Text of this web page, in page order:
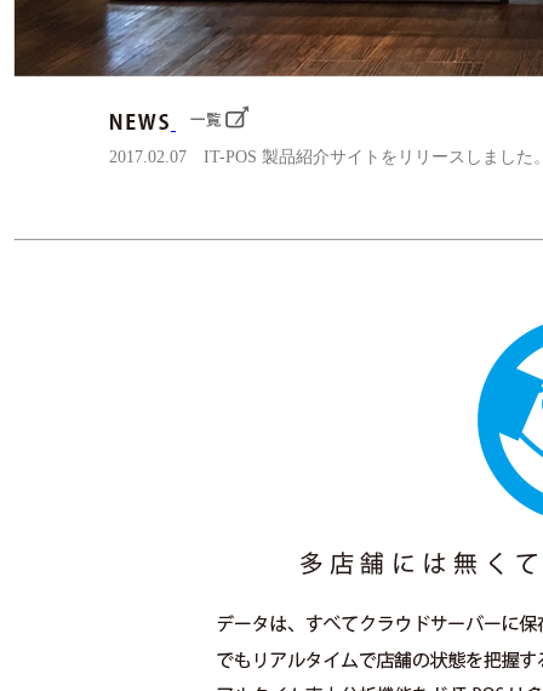
2017.02.07 IT-POS 製品紹介サイトをリリースしました